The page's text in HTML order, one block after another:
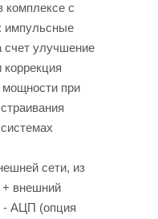
комплексе с
импульсные
счет улучшение
при
сети, из
+ внешний
- АЦП (опция